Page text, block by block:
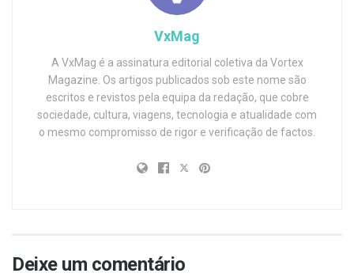
VxMag
A VxMag é a assinatura editorial coletiva da Vortex
Magazine. Os artigos publicados sob este nome são
escritos e revistos pela equipa da redação, que cobre
sociedade, cultura, viagens, tecnologia e atualidade com
o mesmo compromisso de rigor e verificação de factos.
Deixe um comentário